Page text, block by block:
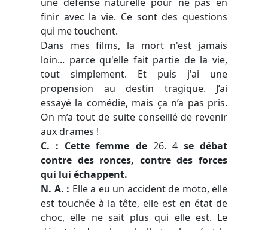
finir avec la vie. Ce sont des questions
qui me touchent.
Dans mes films, la mort n'est jamais
loin... parce qu'elle fait partie de la vie,
tout simplement. Et puis j'ai une
propension au destin tragique. J’ai
essayé la comédie, mais ça n’a pas pris.
On m’a tout de suite conseillé de revenir
aux drames !
C. : Cette femme de 26. 4 se débat
contre des ronces, contre des forces
qui lui échappent.
N. A. : Elle a eu un accident de moto, elle
est touchée à la tête, elle est en état de
choc, elle ne sait plus qui elle est. Le